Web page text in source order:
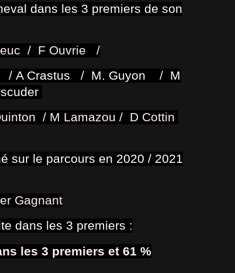
dans les 3 premiers de son
/ F Ouvrie /
/ A Crastus / M. Guyon / M
/ M Lamazou / D Cottin
sur le parcours en 2020 / 2021
Gagnant
dans les 3 premiers :
les 3 premiers et 61 %
Join Our Newsletter